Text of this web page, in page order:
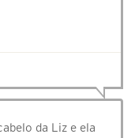
da Liz e ela